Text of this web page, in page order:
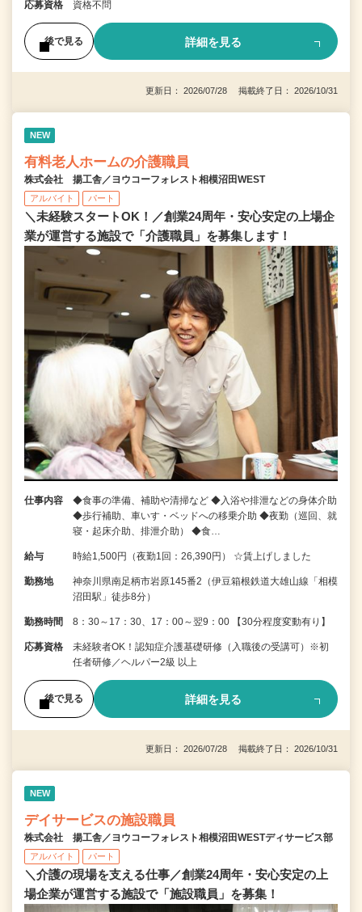
応募資格 資格不問
後で見る 詳細を見る
更新日： 2026/07/28 掲載終了日： 2026/10/31
NEW
有料老人ホームの介護職員
株式会社 揚工舎／ヨウコーフォレスト相模沼田WEST
アルバイト パート
＼未経験スタートOK！／創業24周年・安心安定の上場企
業が運営する施設で「介護職員」を募集します！
仕事内容
◆食事の準備、補助や清掃など ◆入浴や排泄などの身体介助
◆歩行補助、車いす・ベッドへの移乗介助 ◆夜勤（巡回、就
寝・起床介助、排泄介助） ◆食…
給与 時給1,500円（夜勤1回：26,390円） ☆賃上げしました
勤務地
神奈川県南足柄市岩原145番2（伊豆箱根鉄道大雄山線「相模
沼田駅」徒歩8分）
勤務時間 8：30～17：30、17：00～翌9：00 【30分程度変動有り】
応募資格
未経験者OK！認知症介護基礎研修（入職後の受講可）※初
任者研修／ヘルパー2級 以上
後で見る 詳細を見る
更新日： 2026/07/28 掲載終了日： 2026/10/31
NEW
デイサービスの施設職員
株式会社 揚工舎／ヨウコーフォレスト相模沼田WESTディサービス部
アルバイト パート
＼介護の現場を支える仕事／創業24周年・安心安定の上
場企業が運営する施設で「施設職員」を募集！